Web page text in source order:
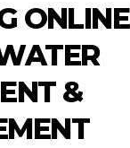
ONLINE
&